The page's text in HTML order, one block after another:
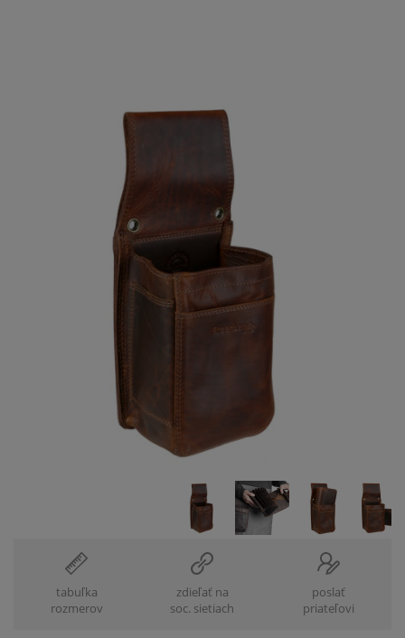
tabuľka
rozmerov
zdieľať na
soc. sietiach
poslať
priateľovi